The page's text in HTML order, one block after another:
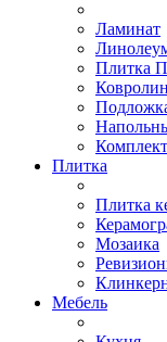
Ламинат
Плитка
Ковролин
Плитка
Плитка
Мозаика
Мебель